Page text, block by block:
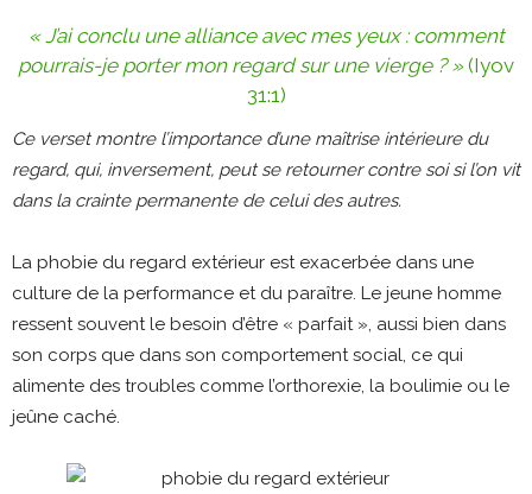
« J’ai conclu une alliance avec mes yeux : comment
pourrais-je porter mon regard sur une vierge ? »(Iyov
31:1)
Ce verset montre l’importance d’une maîtrise intérieure du
regard, qui, inversement, peut se retourner contre soi si l’on vit
dans la crainte permanente de celui des autres.
La phobie du regard extérieur est exacerbée dans une
culture de la performance et du paraître. Le jeune homme
ressent souvent le besoin d’être « parfait », aussi bien dans
son corps que dans son comportement social, ce qui
alimente des troubles comme l’orthorexie, la boulimie ou le
jeûne caché.